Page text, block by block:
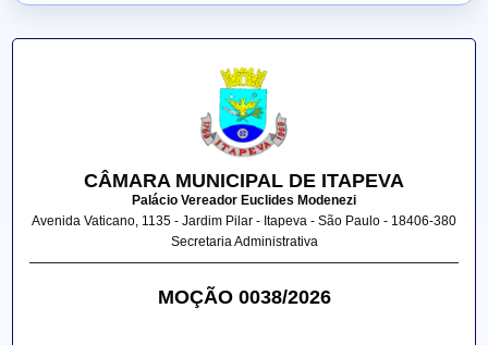
CÂMARA MUNICIPAL DE ITAPEVA
Palácio Vereador Euclides Modenezi
Avenida Vaticano, 1135 - Jardim Pilar - Itapeva - São Paulo - 18406-380
Secretaria Administrativa
MOÇÃO 0038/2026